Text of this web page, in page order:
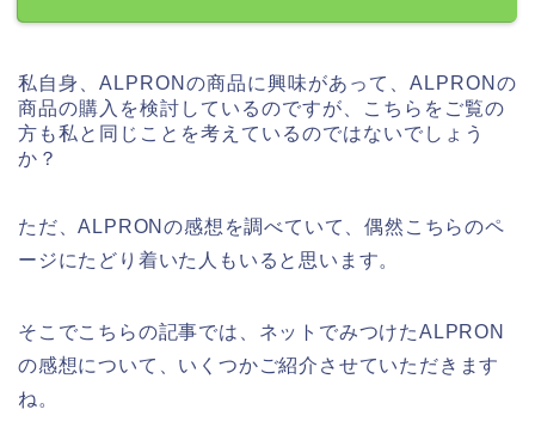
私自身、ALPRONの商品に興味があって、ALPRONの
商品の購入を検討しているのですが、こちらをご覧の
方も私と同じことを考えているのではないでしょう
か？
ただ、ALPRONの感想を調べていて、偶然こちらのペ
ージにたどり着いた人もいると思います。
そこでこちらの記事では、ネットでみつけたALPRON
の感想について、いくつかご紹介させていただきます
ね。